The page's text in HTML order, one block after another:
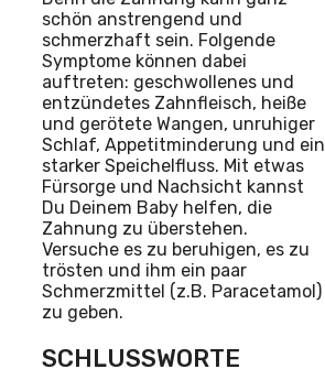
schön anstrengend und
schmerzhaft sein. Folgende
Symptome können dabei
auftreten: geschwollenes und
entzündetes Zahnfleisch, heiße
und gerötete Wangen, unruhiger
Schlaf, Appetitminderung und ein
starker Speichelfluss. Mit etwas
Fürsorge und Nachsicht kannst
Du Deinem Baby helfen, die
Zahnung zu überstehen.
Versuche es zu beruhigen, es zu
trösten und ihm ein paar
Schmerzmittel (z.B. Paracetamol)
zu geben.
SCHLUSSWORTE